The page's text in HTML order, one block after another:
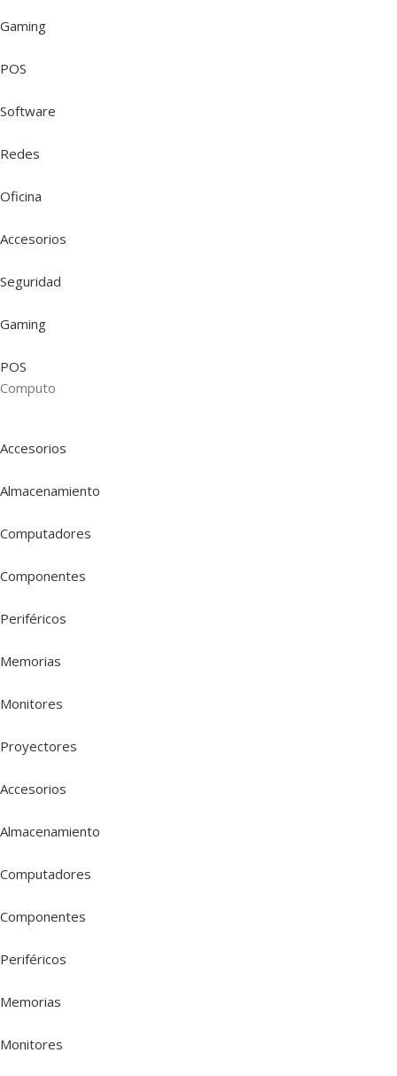
Gaming
POS
Software
Redes
Oficina
Accesorios
Seguridad
Gaming
POS
Computo
Accesorios
Almacenamiento
Computadores
Componentes
Periféricos
Memorias
Monitores
Proyectores
Accesorios
Almacenamiento
Computadores
Componentes
Periféricos
Memorias
Monitores